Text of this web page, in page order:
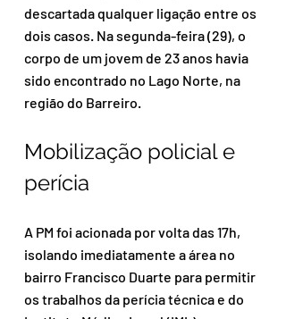
descartada qualquer ligação entre os
dois casos. Na segunda-feira (29), o
corpo de um jovem de 23 anos havia
sido encontrado no Lago Norte, na
região do Barreiro.
Mobilização policial e
perícia
A PM foi acionada por volta das 17h,
isolando imediatamente a área no
bairro Francisco Duarte para permitir
os trabalhos da perícia técnica e do